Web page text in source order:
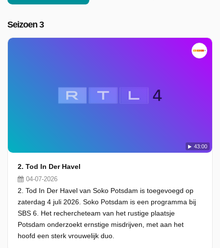
Seizoen 3
43:00
2. Tod In Der Havel
04-07-2026
2. Tod In Der Havel van Soko Potsdam is toegevoegd op
zaterdag 4 juli 2026. Soko Potsdam is een programma bij
SBS 6. Het rechercheteam van het rustige plaatsje
Potsdam onderzoekt ernstige misdrijven, met aan het
hoofd een sterk vrouwelijk duo.